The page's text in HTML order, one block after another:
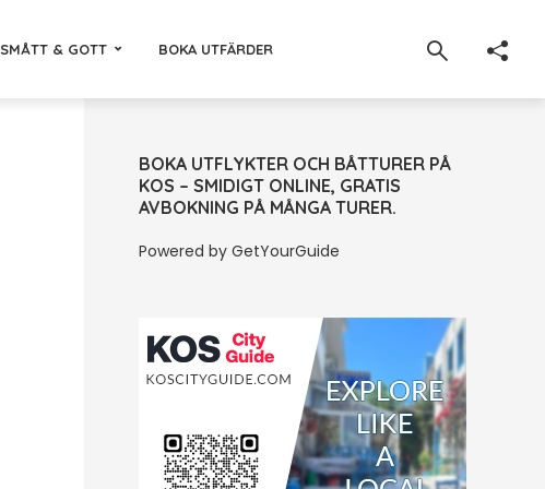
SMÅTT & GOTT BOKA UTFÄRDER
BOKA UTFLYKTER OCH BÅTTURER PÅ
KOS – SMIDIGT ONLINE, GRATIS
AVBOKNING PÅ MÅNGA TURER.
Powered by GetYourGuide